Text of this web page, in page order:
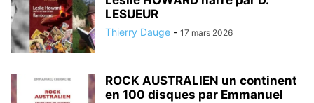
LESUEUR
Thierry Dauge - 17 mars 2026
ROCK AUSTRALIEN un continent
en 100 disques par Emmanuel